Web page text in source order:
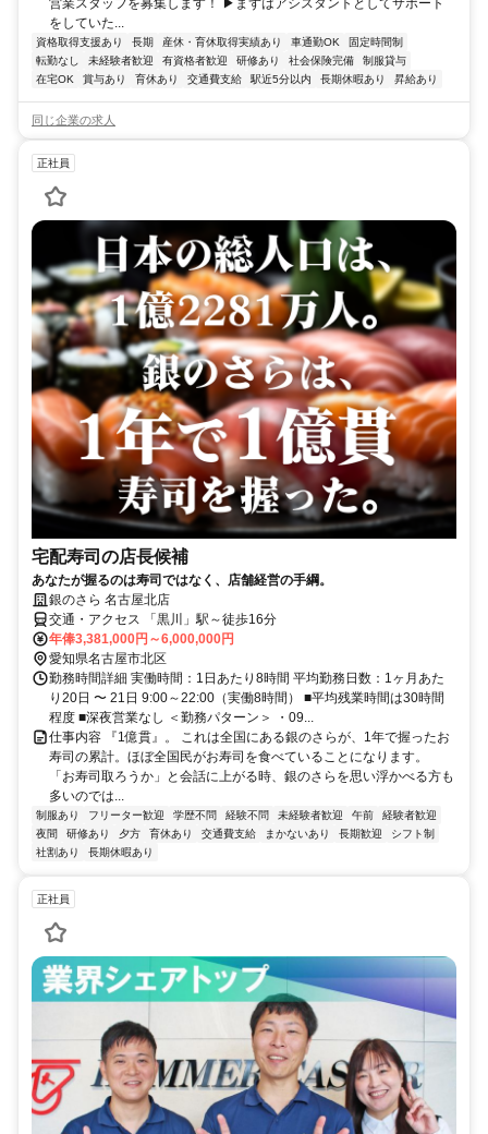
をしていた...
資格取得支援あり 長期 産休・育休取得実績あり 車通勤OK
固定時間制
転勤なし
未経験者歓迎 有資格者歓迎 研修あり 社会保険完備
制服貸与
在宅OK
賞与あり 育休あり 交通費支給 駅近5分以内 長期休暇あり 昇給あり
同じ企業の求人
正社員
宅配寿司の店長候補
あなたが握るのは寿司ではなく、店舗経営の手綱。
銀のさら 名古屋北店
交通・アクセス 「黒川」駅～徒歩16分
年俸3,381,000円～6,000,000円
愛知県名古屋市北区
勤務時間詳細 実働時間：1日あたり8時間 平均勤務日数：1ヶ月あた
り20日 〜 21日 9:00～22:00（実働8時間） ■平均残業時間は30時間
程度 ■深夜営業なし ＜勤務パターン＞ ・09...
仕事内容 『1億貫』。 これは全国にある銀のさらが、1年で握ったお
寿司の累計。ほぼ全国民がお寿司を食べていることになります。
「お寿司取ろうか」と会話に上がる時、銀のさらを思い浮かべる方も
多いのでは...
制服あり フリーター歓迎 学歴不問 経験不問 未経験者歓迎 午前
経験者歓迎
夜間
研修あり 夕方 育休あり 交通費支給 まかないあり 長期歓迎
シフト制
社割あり
長期休暇あり
正社員